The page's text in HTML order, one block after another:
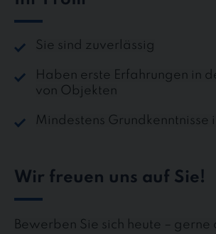
Sie sind zuverlässig
Haben erste Erfahrungen in
von Objekten
Mindestens Grundkenntnisse
Wir freuen uns auf Sie!
Bewerben Sie sich heute – gerne